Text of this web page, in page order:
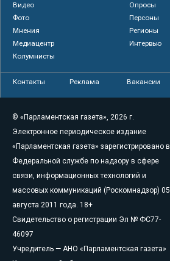
Видео
Опросы
Фото
Персоны
Мнения
Регионы
Медиацентр
Интервью
Колумнисты
Контакты Реклама Вакансии
© «Парламентская газета», 2026 г.
Электронное периодическое издание
«Парламентская газета» зарегистрировано в
Федеральной службе по надзору в сфере
связи, информационных технологий и
массовых коммуникаций (Роскомнадзор) 05
августа 2011 года. 18+
Свидетельство о регистрации Эл № ФС77-
46097
Учредитель — АНО «Парламентская газета»